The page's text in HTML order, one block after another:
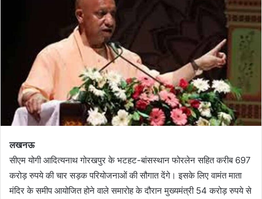
लखनऊ
सीएम योगी आदित्यनाथ गोरखपुर के भटहट-बांसस्थान फोरलेन सहित करीब 697
करोड़ रुपये की चार सड़क परियोजनाओं की सौगात देंगे। इसके लिए वामंत माता
मंदिर के समीप आयोजित होने वाले समारोह के दौरान मुख्यमंत्री 54 करोड़ रुपये से